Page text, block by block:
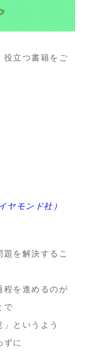
役立つ書籍をご
ヤモンド社）
を解決するこ
程を進めるのが
で
」というよう
ずに